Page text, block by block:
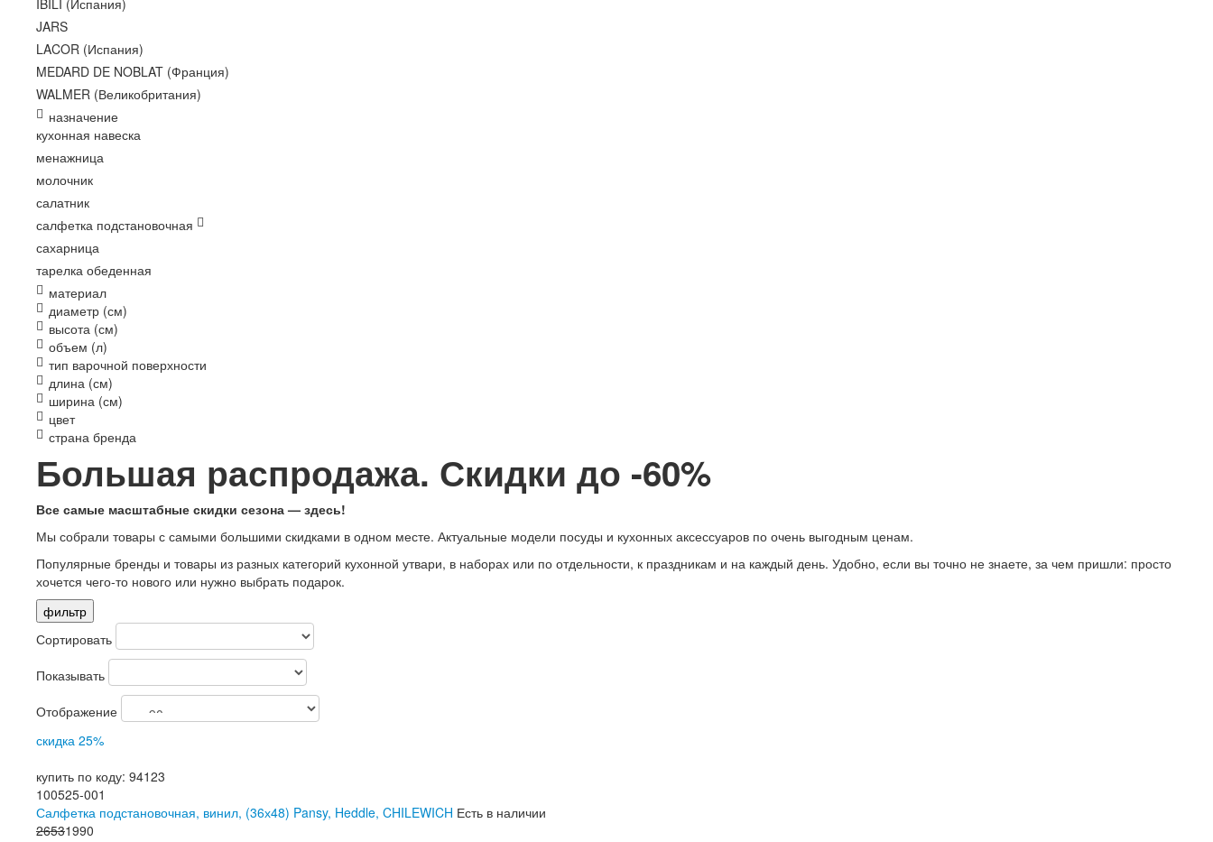
IBILI (Испания)
JARS
LACOR (Испания)
MEDARD DE NOBLAT (Франция)
WALMER (Великобритания)
назначение
кухонная навеска
менажница
молочник
салатник
салфетка подстановочная
сахарница
тарелка обеденная
материал
диаметр (см)
высота (см)
объем (л)
тип варочной поверхности
длина (см)
ширина (см)
цвет
страна бренда
Большая распродажа. Скидки до -60%
Все самые масштабные скидки сезона — здесь!
Мы собрали товары с самыми большими скидками в одном месте. Актуальные модели посуды и кухонных аксессуаров по очень выгодным ценам.
Популярные бренды и товары из разных категорий кухонной утвари, в наборах или по отдельности, к праздникам и на каждый день. Удобно, если вы точно не знаете, за чем пришли: просто
хочется чего-то нового или нужно выбрать подарок.
фильтр
Сортировать
Показывать
Отображение
скидка 25%
купить по коду: 94123
100525-001
Салфетка подстановочная, винил, (36х48) Pansy, Heddle, CHILEWICH Есть в наличии
26531990